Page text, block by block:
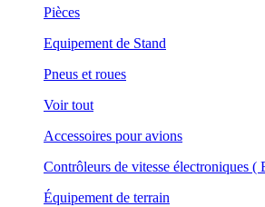
Pièces
Equipement de Stand
Pneus et roues
Voir tout
Accessoires pour avions
Contrôleurs de vitesse électroniques (
Équipement de terrain